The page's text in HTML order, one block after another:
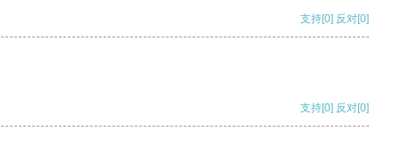
支持[0] 反对[0]
支持[0] 反对[0]